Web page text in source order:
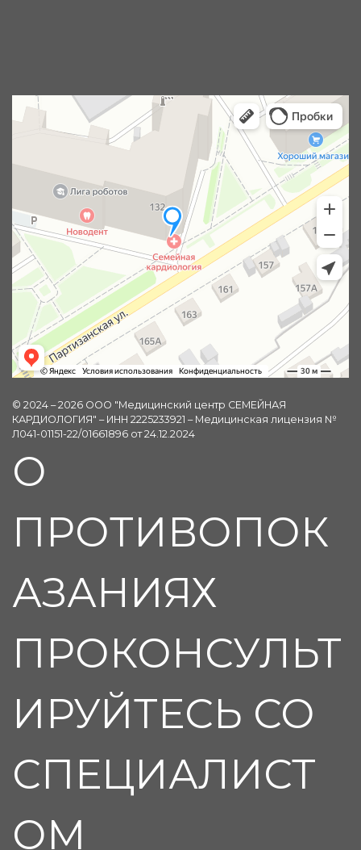
© 2024 – 2026 ООО "Медицинский центр СЕМЕЙНАЯ
КАРДИОЛОГИЯ" – ИНН 2225233921 – Медицинская лицензия №
Л041-01151-22/01661896 от 24.12.2024
О
ПРОТИВОПОК
АЗАНИЯХ
ПРОКОНСУЛЬТ
ИРУЙТЕСЬ СО
СПЕЦИАЛИСТ
ОМ